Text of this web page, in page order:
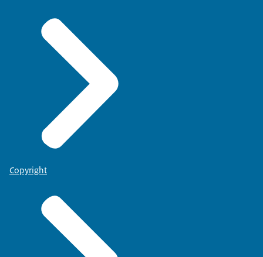
Copyright